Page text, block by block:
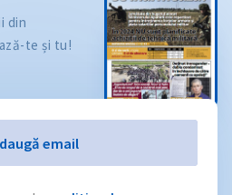
din
te și tu!
email